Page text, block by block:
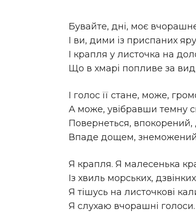
Бувайте, дні, моє
І ви, дими із приспаних
І крапля у листочка на
Що в хмарі попливе за
І голос її стане, може,
А може, увібравши темну
Повернеться,
Впаде дощем,
Я крапля. Я малесенька
Із хвиль морських,
Я тішусь на листочкові
Я слухаю вчорашні голоси.